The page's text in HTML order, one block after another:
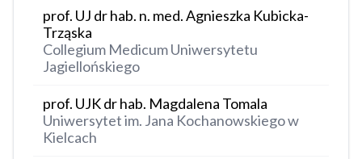
prof. UJ dr hab. n. med. Agnieszka Kubicka-
Trząska
Collegium Medicum Uniwersytetu
Jagiellońskiego
prof. UJK dr hab. Magdalena Tomala
Uniwersytet im. Jana Kochanowskiego w
Kielcach